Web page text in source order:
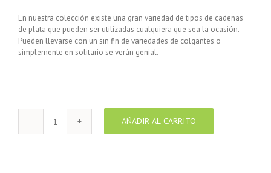
En nuestra colección existe una gran variedad de tipos de cadenas
de plata que pueden ser utilizadas cualquiera que sea la ocasión.
Pueden llevarse con un sin fin de variedades de colgantes o
simplemente en solitario se verán genial.
Cadena
de
AÑADIR AL CARRITO